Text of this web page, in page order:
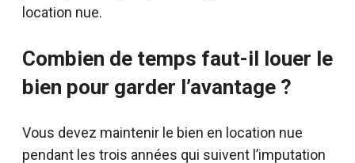
location nue.
Combien de temps faut-il louer le
bien pour garder l’avantage ?
Vous devez maintenir le bien en location nue
pendant les trois années qui suivent l’imputation